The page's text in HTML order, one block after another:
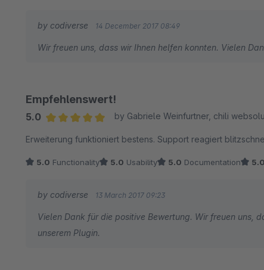
by codiverse 14 December 2017 08:49
Wir freuen uns, dass wir Ihnen helfen konnten. Vielen
Empfehlenswert!
5.0
by Gabriele Weinfurtner, chili
Erweiterung funktioniert bestens. Support reagiert
5.0 Functionality 5.0 Usability 5.0 Documentation 5.0
by codiverse 13 March 2017 09:23
Vielen Dank für die positive Bewertung. Wir freuen uns,
unserem Plugin.